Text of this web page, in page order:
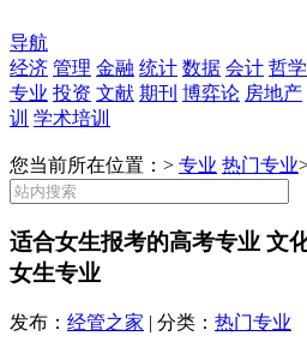
导航
经济 管理 金融 统计 数据 会计 哲学
专业 投资 文献 期刊 博弈论 房地产
训 学术培训
您当前所在位置：> 专业 热门专业
适合女生报考的高考专业 文
女生专业
发布： 经管之家 | 分类： 热门专业